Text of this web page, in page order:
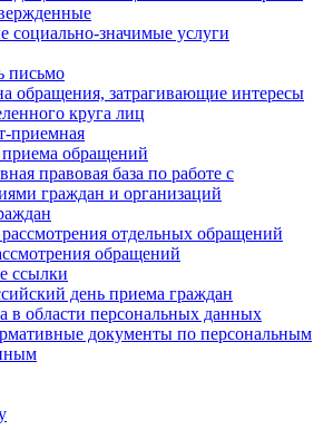
социально-значимые услуги
письмо
обращения, затрагивающие интересы
круга лиц
приемная
обращений
правовая база по работе с
граждан и организаций
отдельных обращений
обращений
ссылки
день приема граждан
в области персональных данных
документы по персональным